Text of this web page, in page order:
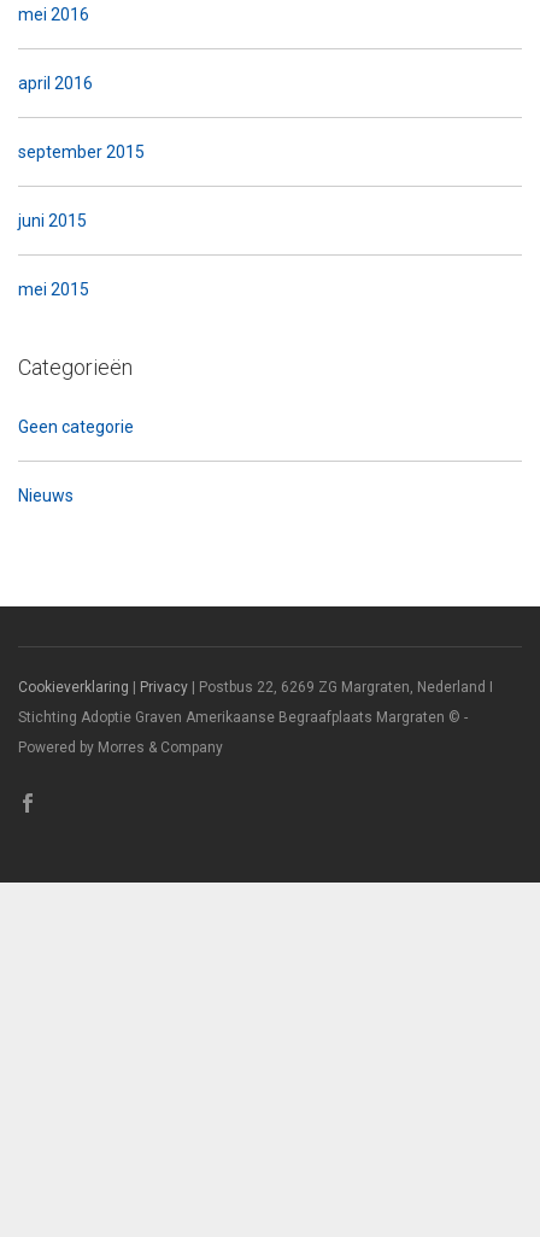
mei 2016
april 2016
september 2015
juni 2015
mei 2015
Categorieën
Geen categorie
Nieuws
Cookieverklaring Privacy | Postbus 22, 6269 ZG Margraten, Nederland I
Stichting Adoptie Graven Amerikaanse Begraafplaats Margraten © -
Powered by Morres & Company